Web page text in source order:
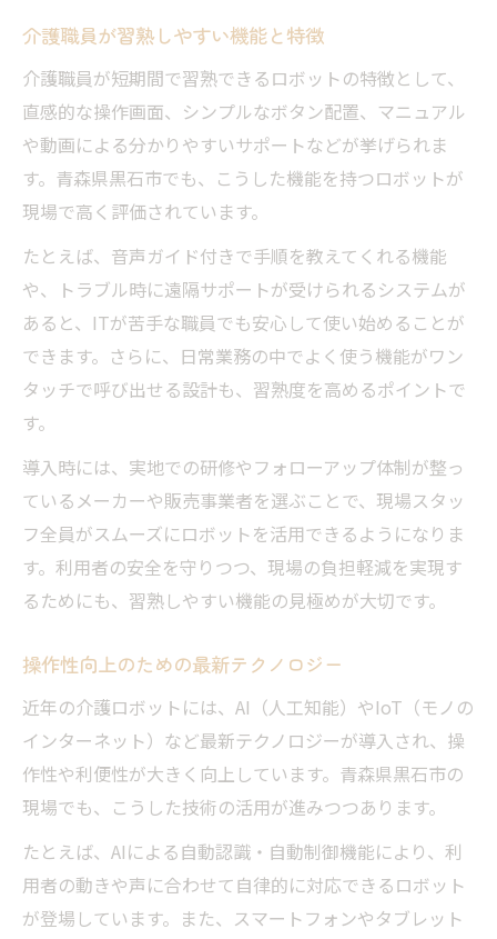
介護職員が習熟しやすい機能と特徴
介護職員が短期間で習熟できるロボットの特徴として、
直感的な操作画面、シンプルなボタン配置、マニュアル
や動画による分かりやすいサポートなどが挙げられま
す。青森県黒石市でも、こうした機能を持つロボットが
現場で高く評価されています。
たとえば、音声ガイド付きで手順を教えてくれる機能
や、トラブル時に遠隔サポートが受けられるシステムが
あると、ITが苦手な職員でも安心して使い始めることが
できます。さらに、日常業務の中でよく使う機能がワン
タッチで呼び出せる設計も、習熟度を高めるポイントで
す。
導入時には、実地での研修やフォローアップ体制が整っ
ているメーカーや販売事業者を選ぶことで、現場スタッ
フ全員がスムーズにロボットを活用できるようになりま
す。利用者の安全を守りつつ、現場の負担軽減を実現す
るためにも、習熟しやすい機能の見極めが大切です。
操作性向上のための最新テクノロジー
近年の介護ロボットには、AI（人工知能）やIoT（モノの
インターネット）など最新テクノロジーが導入され、操
作性や利便性が大きく向上しています。青森県黒石市の
現場でも、こうした技術の活用が進みつつあります。
たとえば、AIによる自動認識・自動制御機能により、利
用者の動きや声に合わせて自律的に対応できるロボット
が登場しています。また、スマートフォンやタブレット